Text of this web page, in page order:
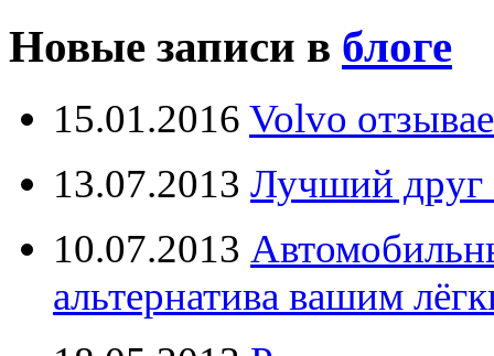
Новые записи в блоге
15.01.2016 Volvo
13.07.2013 Лучший друг
10.07.2013
альтернатива вашим